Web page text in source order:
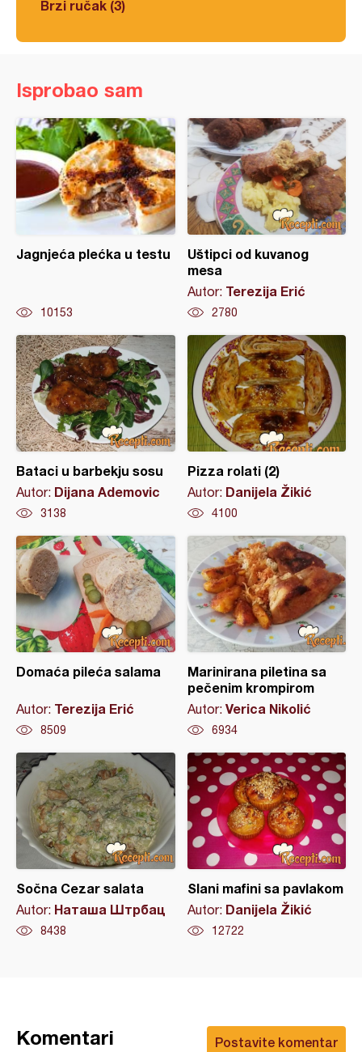
Brzi ručak (3)
Isprobao sam
Jagnjeća plećka u testu
10153
Uštipci od kuvanog
mesa
Autor: Terezija Erić
2780
Bataci u barbekju sosu
Autor: Dijana Ademovic
3138
Pizza rolati (2)
Autor: Danijela Žikić
4100
Domaća pileća salama
Autor: Terezija Erić
8509
Marinirana piletina sa
pečenim krompirom
Autor: Verica Nikolić
6934
Sočna Cezar salata
Autor: Наташа Штрбац
8438
Slani mafini sa pavlakom
Autor: Danijela Žikić
12722
Postavite komentar
Komentari